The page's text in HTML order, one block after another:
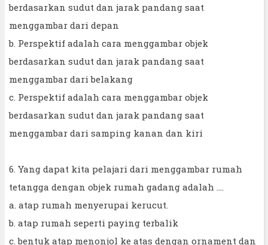
berdasarkan sudut dan jarak pandang saat
menggambar dari depan
b. Perspektif adalah cara menggambar objek
berdasarkan sudut dan jarak pandang saat
menggambar dari belakang
c. Perspektif adalah cara menggambar objek
berdasarkan sudut dan jarak pandang saat
menggambar dari samping kanan dan kiri
6. Yang dapat kita pelajari dari menggambar rumah
tetangga dengan objek rumah gadang adalah ....
a. atap rumah menyerupai kerucut.
b. atap rumah seperti paying terbalik
c. bentuk atap menonjol ke atas dengan ornament dan